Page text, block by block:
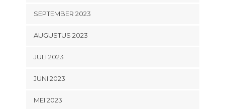
SEPTEMBER 2023
AUGUSTUS 2023
JULI 2023
JUNI 2023
MEI 2023